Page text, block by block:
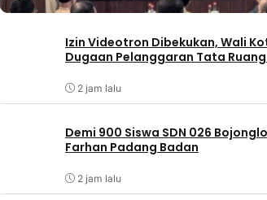
Izin Videotron Dibekukan, Wali
Dugaan Pelanggaran Tata Ruang
2 jam lalu
Demi 900 Siswa SDN 026
Farhan Padang Badan
2 jam lalu